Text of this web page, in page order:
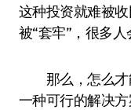
这种投资就难被
被“套牢”，很多人
那么，怎么才
一种可行的解决